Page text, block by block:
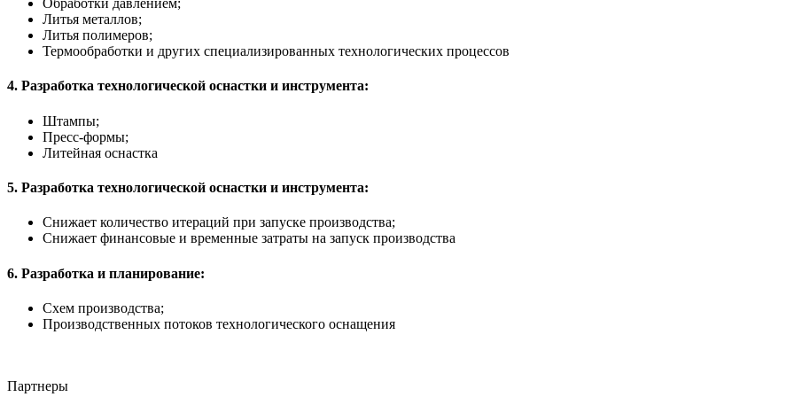
Обработки давлением;
Литья металлов;
Литья полимеров;
Термообработки и других специализированных технологических процессов
4. Разработка технологической оснастки и инструмента:
Штампы;
Пресс-формы;
Литейная оснастка
5. Разработка технологической оснастки и инструмента:
Снижает количество итераций при запуске производства;
Снижает финансовые и временные затраты на запуск производства
6. Разработка и планирование:
Схем производства;
Производственных потоков технологического оснащения
Партнеры